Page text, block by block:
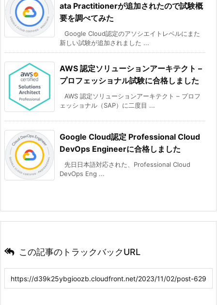
ata Practitionerが追加されたので試験概
要を調べてみた
Google Cloud認定のアソシエイトレベルにまた
新しい試験が追加されました ...
AWS 認定ソリューションアーキテクト –
プロフェッショナル試験に合格しました
AWS 認定ソリューションアーキテクト – プロフ
ェッショナル（SAP）に二度目 ...
Google Cloud認定 Professional Cloud
DevOps Engineerに合格しました
先日日本語対応された、Professional Cloud
DevOps Eng ...
この記事のトラックバックURL